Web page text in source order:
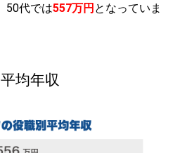
50代では557万円 となっていま
均年収